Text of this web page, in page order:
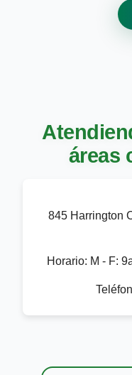
áreas
845 Harrington
Horario: M - F: